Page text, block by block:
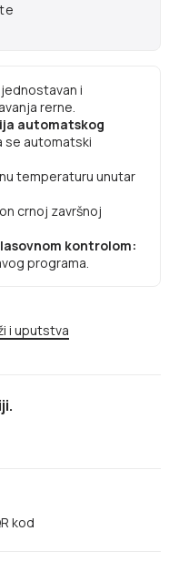
jednostavan i
rerne.
automatskog
se automatski
temperaturu unutar
crnoj završnoj
kontrolom:
programa.
i uputstva
kod